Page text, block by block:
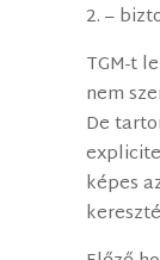
2. –
TGM-t
nem
De
képes